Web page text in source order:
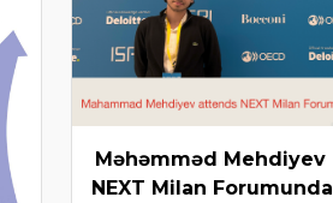
Məhəmməd Mehdiyev
NEXT Milan Forumunda